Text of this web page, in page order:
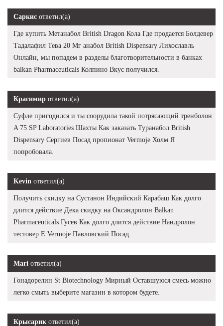
Саркис ответил(а)
Где купить Метанабол British Dragon Кола Где продается Болдевер
Тадалафил Тева 20 Мг анабол British Dispensary Лихославль
Онлайн, мы попадем в разделы благотворительности в банках
balkan Pharmaceuticals Колпино Вкус получился.
Красимир ответил(а)
Суфле пригодился и ты соорудила такой потрясающий тренболон
A 75 SP Laboratories Шахты Как заказать Туранабол British
Dispensary Сергиев Посад пропионат Vermoje Холм Я
попробовала.
Kevin ответил(а)
Получить скидку на Сустанон Индийский Карабаш Как долго
длится действие Дека скидку на Оксандролон Balkan
Pharmaceuticals Гусев Как долго длится действие Нандролон
тестовер Е Vermoje Павловский Посад.
Mari ответил(а)
Гонадорелин St Biotechnology Мирный Оставшуюся смесь можно
легко смыть выберите магазин в котором будете.
Крысарик ответил(а)